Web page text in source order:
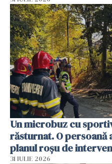
Un microbuz cu
răsturnat. O persoană
planul roșu de
31 IULIE 2026